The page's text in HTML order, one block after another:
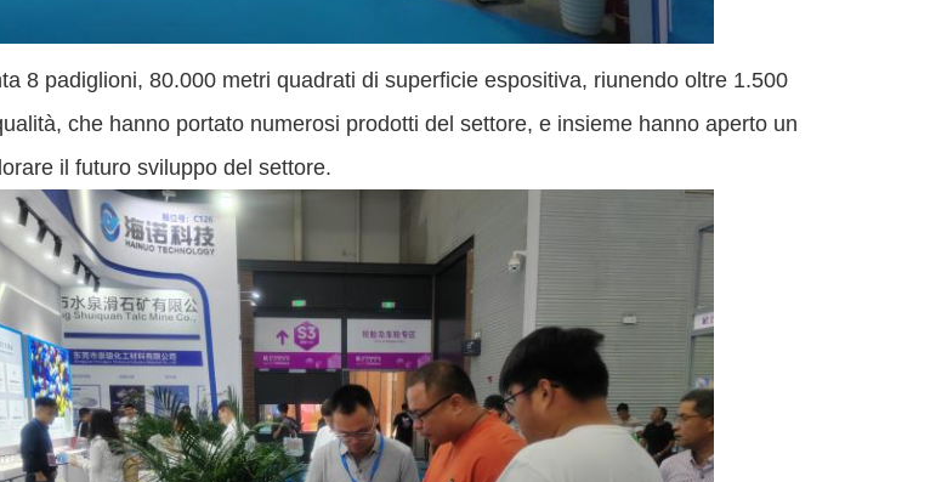
8 padiglioni, 80.000 metri quadrati di superficie espositiva, riunendo oltre 1.500
che hanno portato numerosi prodotti del settore, e insieme hanno aperto un
il futuro sviluppo del settore.